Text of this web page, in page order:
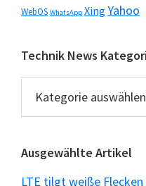
WebOS WhatsApp XingYahoo
Technik News
News
Kategorien
Ausgewählte Artikel
LTE tilgt weiße